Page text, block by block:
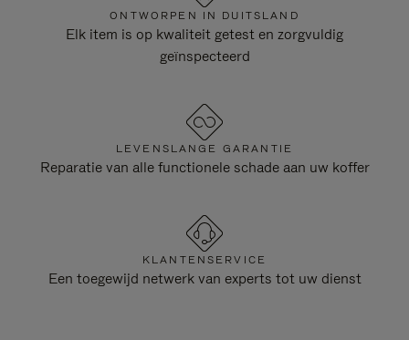
ONTWORPEN IN DUITSLAND
Elk item is op kwaliteit getest en zorgvuldig
geïnspecteerd
LEVENSLANGE GARANTIE
Reparatie van alle functionele schade aan uw koffer
KLANTENSERVICE
Een toegewijd netwerk van experts tot uw dienst